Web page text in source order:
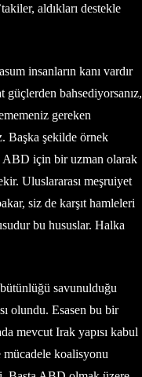
aldıkları destekle
insanların kanı vardır
bahsediyorsanız,
gereken
Başka şekilde örnek
ABD için bir uzman olarak
Uluslararası meşruiyet
siz de karşıt hamleleri
bu hususlar. Halka
savunulduğu
olundu. Esasen bu bir
mevcut Irak yapısı kabul
koalisyonu